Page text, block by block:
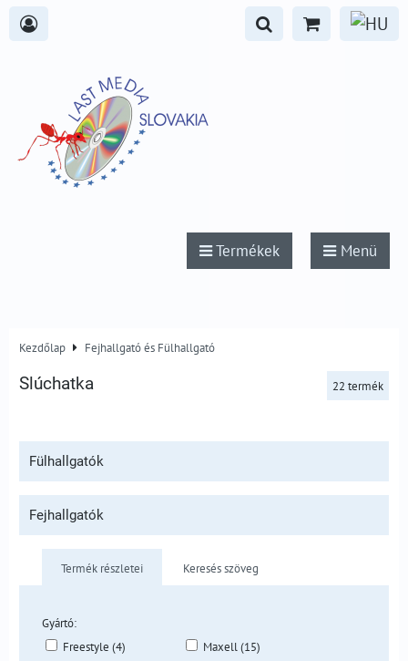
Termékek Menü
Kezdőlap Fejhallgató és Fülhallgató
Slúchatka 22 termék
Fülhallgatók
Fejhallgatók
Termék részletei Keresés szöveg
Gyártó:
Freestyle (4)
Maxell (15)